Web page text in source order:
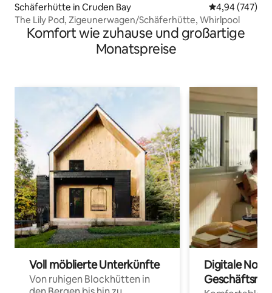
Schäferhütte in Cruden Bay
4,94 (747)
The Lily Pod, Zigeunerwagen/Schäferhütte, Whirlpool
Komfort wie zuhause und großartige
Monatspreise
Voll möblierte Unterkünfte
Von ruhigen Blockhütten in
Digitale